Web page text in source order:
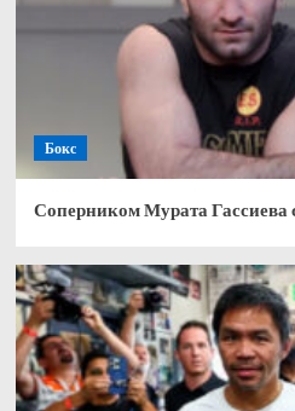
Бокс
Соперником Мурата Гассиева